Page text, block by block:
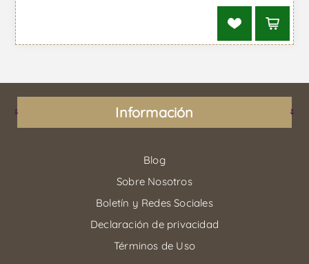
Información
Blog
Sobre Nosotros
Boletín y Redes Sociales
Declaración de privacidad
Términos de Uso